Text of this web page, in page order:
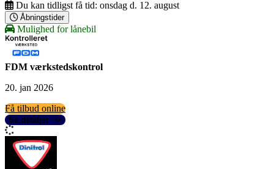
Du kan tidligst få tid: onsdag d. 12. august
Åbningstider
Mulighed for lånebil
FDM værkstedskontrol
20. jan 2026
Få tilbud online
Se detaljer